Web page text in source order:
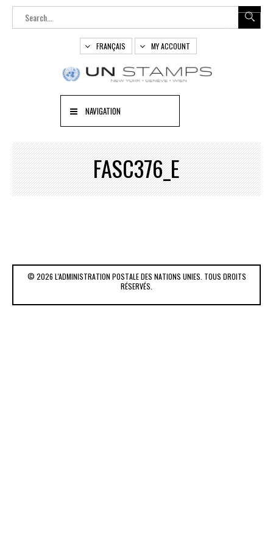
FRANÇAIS MY ACCOUNT
NAVIGATION
FASC376_E
© 2026 L'ADMINISTRATION POSTALE DES NATIONS UNIES. TOUS DROITS
RÉSERVÉS.